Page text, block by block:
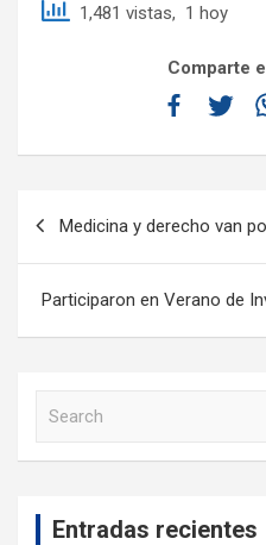
1,481 vistas, 1 hoy
Comparte
Medicina y derecho van
Participaron en Verano de
Entradas recientes